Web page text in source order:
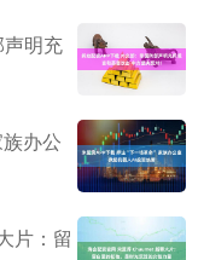
明充
办公
片：留